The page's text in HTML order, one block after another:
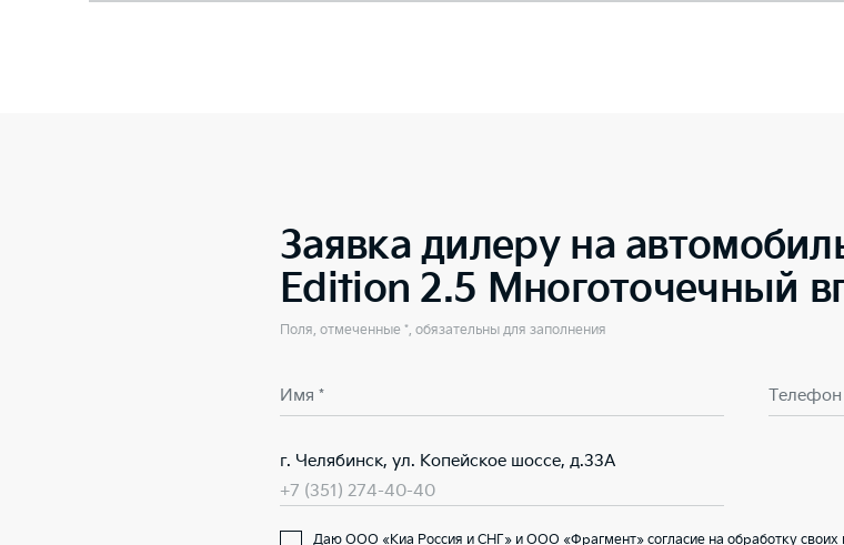
Заявка дилеру на
Edition 2.5 Многоточечный
Поля, отмеченные *, обязательны для заполнения
Имя * Телефон
г. Челябинск, ул. Копейское шоссе, д.33А
+7 (351) 274-40-40
Даю ООО «Киа Россия и СНГ» и ООО «Фрагмент» согласие на обработку своих